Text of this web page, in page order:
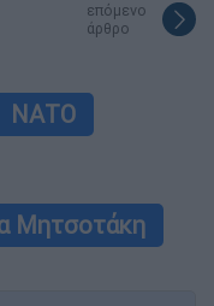
επόμενο
άρθρο
ΝΑΤΟ
Μητσοτάκη